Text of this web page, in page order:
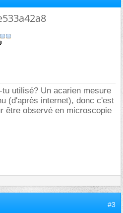
utilisé? Un acarien mesure
(d'après internet), donc c'est
être observé en microscopie
#3